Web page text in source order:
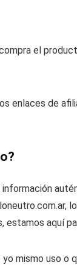
el
enlaces de
información
estamos aquí
mismo uso o